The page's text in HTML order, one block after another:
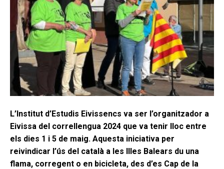
L’Institut d’Estudis Eivissencs va ser l’organitzador a
Eivissa del correllengua 2024 que va tenir lloc entre
els dies 1 i 5 de maig. Aquesta iniciativa per
reivindicar l’ús del català a les Illes Balears du una
flama, corregent o en bicicleta, des d’es Cap de la